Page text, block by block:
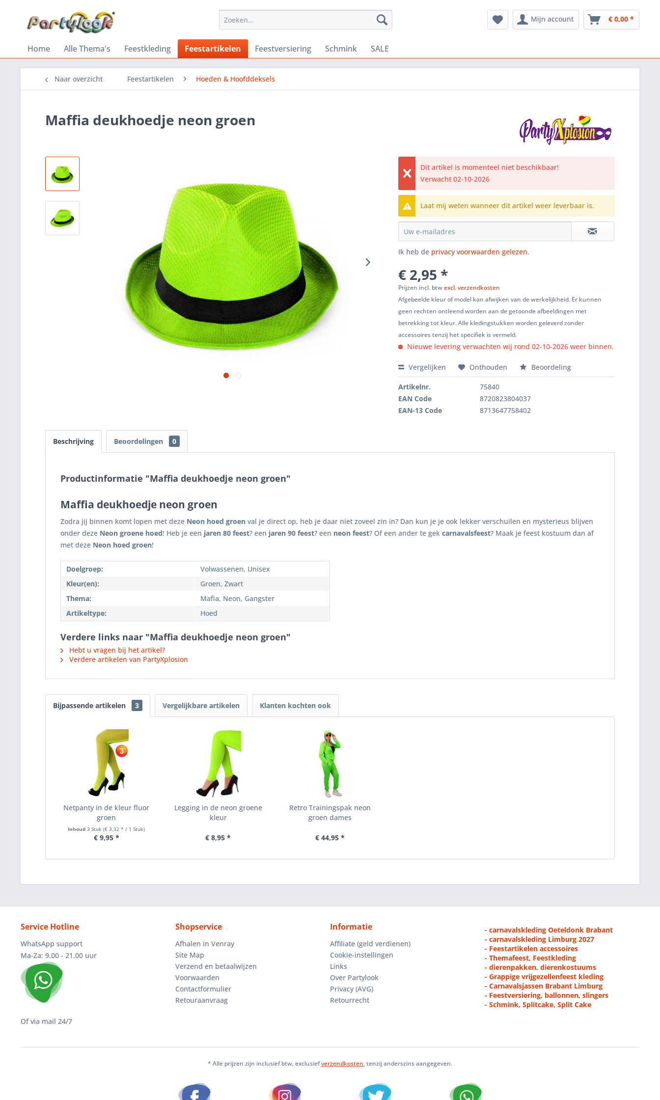
Mijn account € 0,00 *
Home Alle Thema's Feestkleding Feestartikelen Feestversiering Schmink SALE
Naar overzicht Feestartikelen Hoeden & Hoofddeksels
Maffia deukhoedje neon groen
Dit artikel is momenteel niet beschikbaar!
Verwacht 02-10-2026
Laat mij weten wanneer dit artikel weer leverbaar is.
Ik heb de privacy voorwaarden gelezen.
€ 2,95 *
Prijzen incl. btwexcl. verzendkosten
Afgebeelde kleur of model kan afwijken van de werkelijkheid. Er kunnen
geen rechten ontleend worden aan de getoonde afbeeldingen met
betrekking tot kleur. Alle kledingstukken worden geleverd zonder
accessoires tenzij het specifiek is vermeld.
Nieuwe levering verwachten wij rond 02-10-2026 weer binnen.
Vergelijken Onthouden Beoordeling
Artikelnr.
75840
EAN Code
8720823804037
EAN-13 Code
8713647758402
Beschrijving Beoordelingen 0
Productinformatie "Maffia deukhoedje neon groen"
Maffia deukhoedje neon groen
Zodra jij binnen komt lopen met deze Neon hoed groen val je direct op, heb je daar niet zoveel zin in? Dan kun je je ook lekker verschuilen en mysterieus blijven
onder deze Neon groene hoed! Heb je een jaren 80 feest? een jaren 90 feest? een neon feest? Of een ander te gek carnavalsfeest? Maak je feest kostuum dan af
met deze Neon hoed groen!
Doelgroep:
Volwassenen, Unisex
Kleur(en):
Groen, Zwart
Thema:
Mafia, Neon, Gangster
Artikeltype:
Hoed
Verdere links naar "Maffia deukhoedje neon groen"
Hebt u vragen bij het artikel?
Verdere artikelen van PartyXplosion
Bijpassende artikelen 3 Vergelijkbare artikelen Klanten kochten ook
Netpanty in de kleur fluor
groen
Inhoud3 Stuk(€ 3,32 * / 1 Stuk)
€ 9,95 *
Legging in de neon groene
kleur
€ 8,95 *
Retro Trainingspak neon
groen dames
€ 44,95 *
Service Hotline
WhatsApp support
Ma-Za: 9.00 - 21.00 uur
Of via mail 24/7
Shopservice
Afhalen in Venray
Site Map
Verzend en betaalwijzen
Voorwaarden
Contactformulier
Retouraanvraag
Informatie
Affiliate (geld verdienen)
Cookie-instellingen
Links
Over Partylook
Privacy (AVG)
Retourrecht
- carnavalskleding Oeteldonk Brabant
- carnavalskleding Limburg 2027
- Feestartikelen accessoires
- Themafeest, Feestkleding
- dierenpakken, dierenkostuums
- Grappige vrijgezellenfeest kleding
- Carnavalsjassen Brabant Limburg
- Feestversiering, ballonnen, slingers
- Schmink, Splitcake, Split Cake
* Alle prijzen zijn inclusief btw, exclusiefverzendkosten, tenzij anderszins aangegeven.